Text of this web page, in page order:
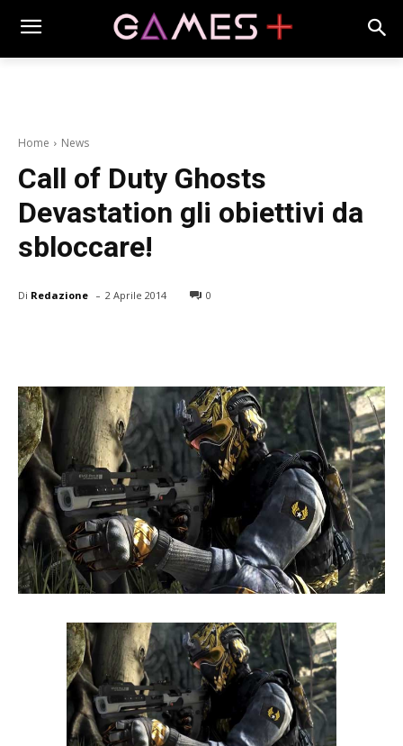
Home News
Call of Duty Ghosts
Devastation gli obiettivi da
sbloccare!
Di Redazione - 2 Aprile 2014 0